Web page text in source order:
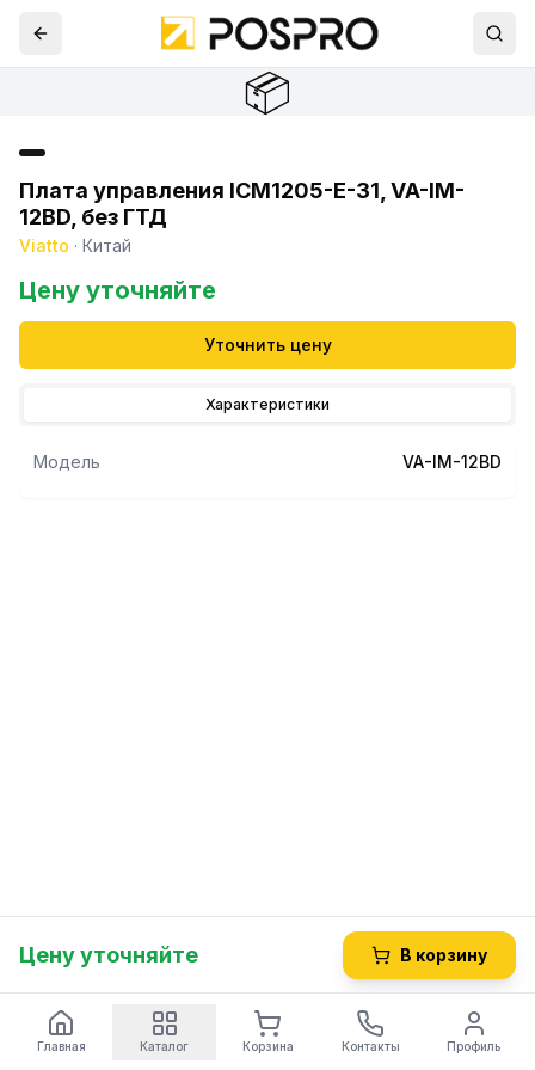
📦
Плата управления ICM1205-E-31, VA-IM-
12BD, без ГТД
Viatto · Китай
Цену уточняйте
Уточнить цену
Характеристики
Модель VA-IM-12BD
Цену уточняйте В корзину
Главная Каталог Корзина Контакты Профиль